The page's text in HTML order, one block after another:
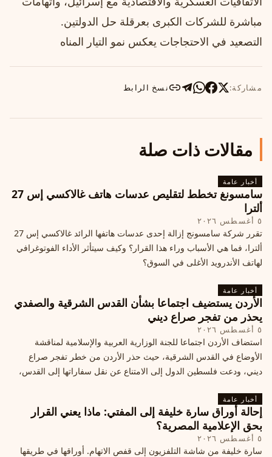
مباشرة للشركات الكبرى بعرقلة حل الدولتين.
التصعيد في الاحتجاجات يعكس نمو التيار المناه
مشاركة: نسخ الرابط
مقالات ذات صلة
أخبار عامة
سامسونغ تخطط لتقليص عدسات هاتف غالاكسي إس 27
ألترا
٥ أغسطس ٢٠٢٦
تقرر شركة سامسونج إزالة إحدى عدسات هاتفها الرائد غالاكسي إس 27
ألترا، فما هي الأسباب وراء هذا القرار؟ وكيف سيتأثر الأداء الفوتوغرافي
لهاتف الأندرويد الأغلى في السوق؟
أخبار عامة
الأردن يستضيف اجتماعا بشأن القدس الشرقية والصفدي
يحذر من تفجر صراع ديني
٥ أغسطس ٢٠٢٦
استضاف الأردن اجتماعا للجنة الوزارية العربية والإسلامية لمناقشة
الأوضاع في القدس الشرقية، حيث حذر الأردن من خطر تفجر صراع
ديني، ودعت فلسطين الدول إلى الامتناع عن نقل سفاراتها إلى القدس،
أخبار عامة
إحالة أوراق سارة خليفة إلى المفتي: ماذا يعني القرار
بحق الإعلامية المصرية؟
٥ أغسطس ٢٠٢٦
سارة خليفة من شاشة التلفزيون إلى قفص الاتهام. أوراقها في طريقها